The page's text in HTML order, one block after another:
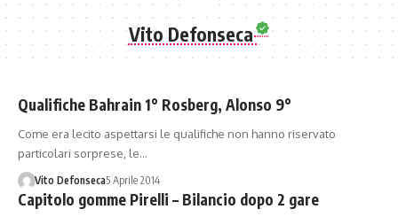
Vito Defonseca
Qualifiche Bahrain 1° Rosberg, Alonso 9°
Come era lecito aspettarsi le qualifiche non hanno riservato
particolari sorprese, le…
Vito Defonseca5 Aprile 2014
Capitolo gomme Pirelli – Bilancio dopo 2 gare